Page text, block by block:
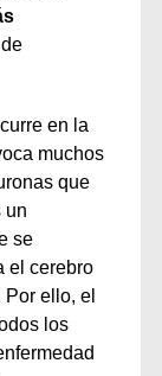
en la
muchos
que
un
se
el cerebro
ello, el
los